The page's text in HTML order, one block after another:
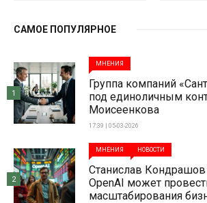
САМОЕ ПОПУЛЯРНОЕ
МНЕНИЯ
Группа компаний
под единоличным
Моисеенкова
17:39 | 05-03-2026
1
МНЕНИЯ НОВОСТИ
Станислав Кондрашов
OpenAI может
масштабирования
2